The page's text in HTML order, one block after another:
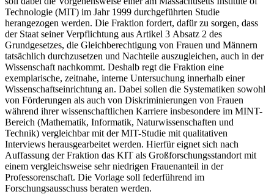
Technologie (MIT) im Jahr 1999 durchgeführten Studie
herangezogen werden. Die Fraktion fordert, dafür zu sorgen, dass
der Staat seiner Verpflichtung aus Artikel 3 Absatz 2 des
Grundgesetzes, die Gleichberechtigung von Frauen und Männern
tatsächlich durchzusetzen und Nachteile auszugleichen, auch in der
Wissenschaft nachkommt. Deshalb regt die Fraktion eine
exemplarische, zeitnahe, interne Untersuchung innerhalb einer
Wissenschaftseinrichtung an. Dabei sollen die Systematiken sowohl
von Förderungen als auch von Diskriminierungen von Frauen
während ihrer wissenschaftlichen Karriere insbesondere im MINT-
Bereich (Mathematik, Informatik, Naturwissenschaften und
Technik) vergleichbar mit der MIT-Studie mit qualitativen
Interviews herausgearbeitet werden. Hierfür eignet sich nach
Auffassung der Fraktion das KIT als Großforschungsstandort mit
einem vergleichsweise sehr niedrigen Frauenanteil in der
Professorenschaft. Die Vorlage soll federführend im
Forschungsausschuss beraten werden.